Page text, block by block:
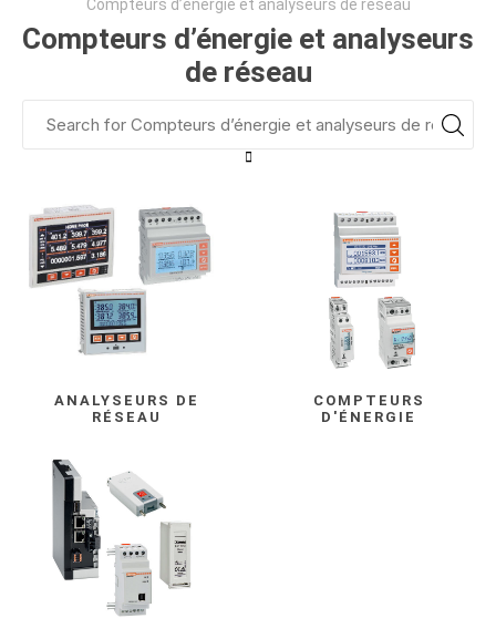
Compteurs d’énergie et analyseurs de réseau
Compteurs d’énergie et analyseurs
de réseau
ANALYSEURS DE
RÉSEAU
COMPTEURS
D'ÉNERGIE